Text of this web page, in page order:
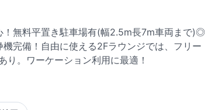
！無料平置き駐車場有(幅2.5m長7m車両まで)◎
完備！自由に使える2Fラウンジでは、フリー
り。ワーケーション利用に最適！